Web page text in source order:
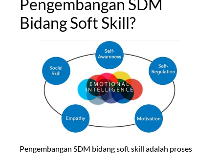
Pengembangan SDM
Bidang Soft Skill?
Pengembangan SDM bidang soft skill adalah proses